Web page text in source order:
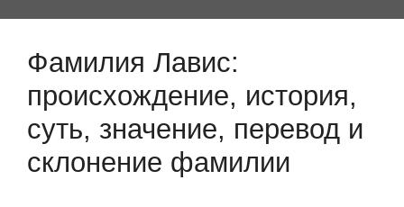
Фамилия Лавис:
происхождение, история,
суть, значение, перевод и
склонение фамилии